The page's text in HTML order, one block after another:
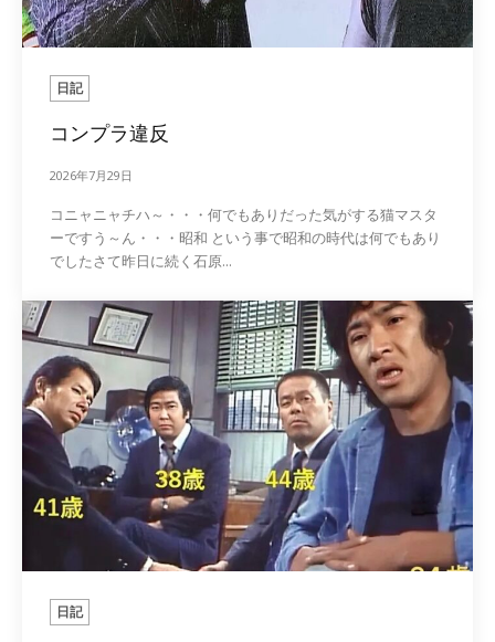
日記
コンプラ違反
2026年7月29日
コニャニャチハ～・・・何でもありだった気がする猫マスタ
ーですう～ん・・・昭和 という事で昭和の時代は何でもあり
でしたさて昨日に続く石原...
日記